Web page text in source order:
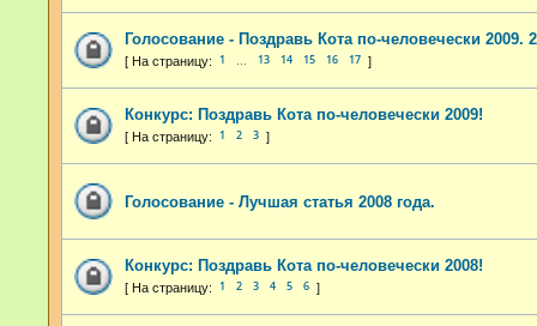
Голосование - Поздравь Кота по-человечески 2009.
1 13 14 15 16 17
Конкурс: Поздравь Кота по-человечески 2009!
1 2 3
Голосование - Лучшая статья 2008 года.
Конкурс: Поздравь Кота по-человечески 2008!
1 2 3 4 5 6